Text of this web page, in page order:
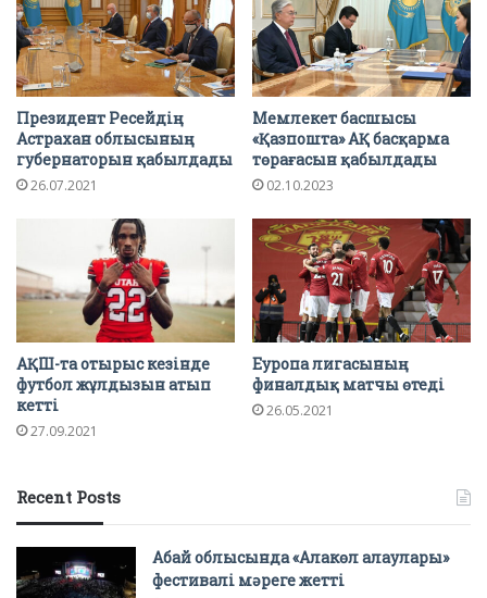
Президент Ресейдің
Астрахан облысының
губернаторын қабылдады
26.07.2021
Мемлекет басшысы
«Қазпошта» АҚ басқарма
төрағасын қабылдады
02.10.2023
АҚШ-та отырыс кезінде
футбол жұлдызын атып
кетті
27.09.2021
Еуропа лигасының
финалдық матчы өтеді
26.05.2021
Recent Posts
Абай облысында «Алакөл алаулары»
фестивалі мәреге жетті